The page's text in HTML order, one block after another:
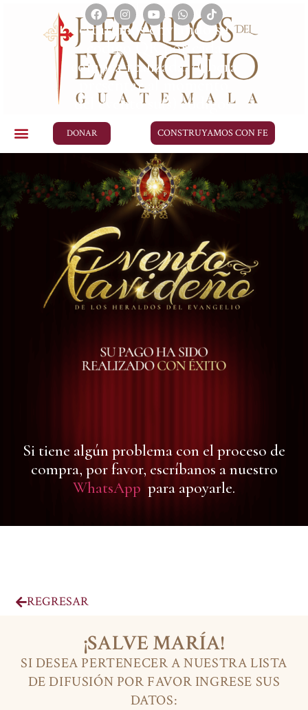
DONAR CONSTRUYAMOS CON FE
correo electrónico. Le
estaremos enviando su
código QR por cada
compra realizada, deberá
presentar al momento
del evento su(s) códigos.
No olvide revisar su
spam.
Si tiene algún problema con el proceso de
compra, por favor, escríbanos a nuestro
WhatsApp para apoyarle.
REGRESAR
¡SALVE MARÍA!
SI DESEA PERTENECER A NUESTRA LISTA
DE DIFUSIÓN POR FAVOR INGRESE SUS
DATOS: